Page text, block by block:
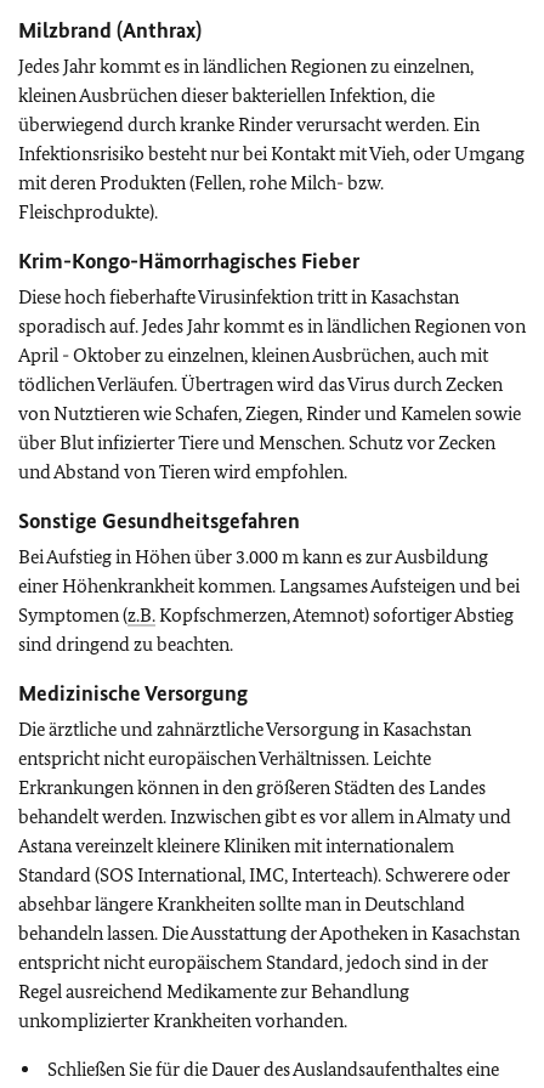
Milzbrand (Anthrax)
Jedes Jahr kommt es in ländlichen Regionen zu einzelnen,
kleinen Ausbrüchen dieser bakteriellen Infektion, die
überwiegend durch kranke Rinder verursacht werden. Ein
Infektionsrisiko besteht nur bei Kontakt mit Vieh, oder Umgang
mit deren Produkten (Fellen, rohe Milch- bzw.
Fleischprodukte).
Krim-Kongo-Hämorrhagisches Fieber
Diese hoch fieberhafte Virusinfektion tritt in Kasachstan
sporadisch auf. Jedes Jahr kommt es in ländlichen Regionen von
April - Oktober zu einzelnen, kleinen Ausbrüchen, auch mit
tödlichen Verläufen. Übertragen wird das Virus durch Zecken
von Nutztieren wie Schafen, Ziegen, Rinder und Kamelen sowie
über Blut infizierter Tiere und Menschen. Schutz vor Zecken
und Abstand von Tieren wird empfohlen.
Sonstige Gesundheitsgefahren
Bei Aufstieg in Höhen über 3.000 m kann es zur Ausbildung
einer Höhenkrankheit kommen. Langsames Aufsteigen und bei
Symptomen (z.B.Kopfschmerzen, Atemnot) sofortiger Abstieg
sind dringend zu beachten.
Medizinische Versorgung
Die ärztliche und zahnärztliche Versorgung in Kasachstan
entspricht nicht europäischen Verhältnissen. Leichte
Erkrankungen können in den größeren Städten des Landes
behandelt werden. Inzwischen gibt es vor allem in Almaty und
Astana vereinzelt kleinere Kliniken mit internationalem
Standard (SOS International, IMC, Interteach). Schwerere oder
absehbar längere Krankheiten sollte man in Deutschland
behandeln lassen. Die Ausstattung der Apotheken in Kasachstan
entspricht nicht europäischem Standard, jedoch sind in der
Regel ausreichend Medikamente zur Behandlung
unkomplizierter Krankheiten vorhanden.
Schließen Sie für die Dauer des Auslandsaufenthaltes eine